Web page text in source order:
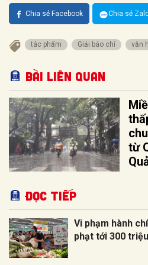
Chia sẻ Facebook Chia sẻ
tác phẩm Giải báo chí văn
Bài liên quan
từ
Đọc tiếp
Vi phạm hành
phạt tới 300